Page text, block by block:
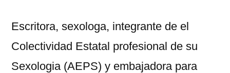
Escritora, sexologa, integrante de el
Colectividad Estatal profesional de su
Sexologia (AEPS) y embajadora para